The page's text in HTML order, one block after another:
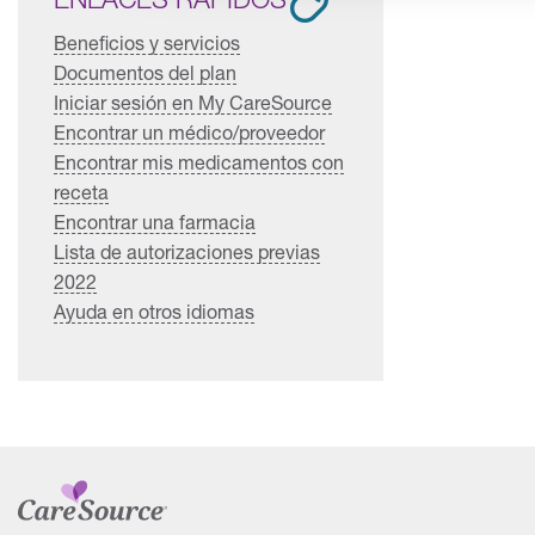
Beneficios y servicios
Documentos del plan
Iniciar sesión en My CareSource
Encontrar un médico/proveedor
Encontrar mis medicamentos con
receta
Encontrar una farmacia
Lista de autorizaciones previas
2022
Ayuda en otros idiomas